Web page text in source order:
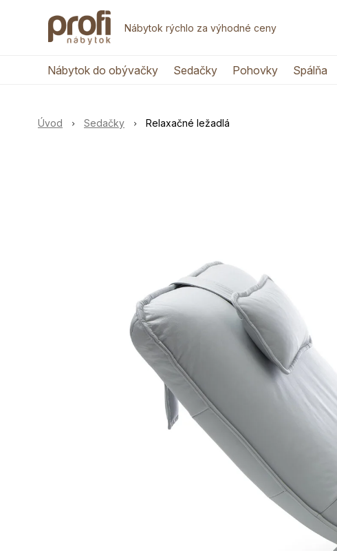
Nábytok rýchlo za výhodné ceny
Nábytok do obývačky Sedačky Pohovky Spálňa
Úvod Sedačky Relaxačné ležadlá